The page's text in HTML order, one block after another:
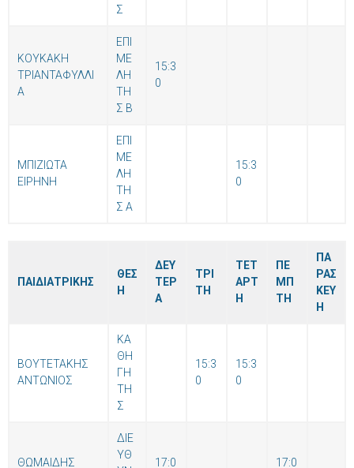
Σ
ΚΟΥΚΑΚΗ
ΤΡΙΑΝΤΑΦΥΛΛΙ
Α
ΕΠΙ
ΜΕ
ΛΗ
ΤΗ
Σ Β
15:3
0
ΜΠΙΖΙΩΤΑ
ΕΙΡΗΝΗ
ΕΠΙ
ΜΕ
ΛΗ
ΤΗ
Σ Α
15:3
0
ΠΑΙΔΙΑΤΡΙΚΗΣ
ΘΕΣ
Η
ΔΕΥ
ΤΕΡ
Α
ΤΡΙ
ΤΗ
ΤΕΤ
ΑΡΤ
Η
ΠΕ
ΜΠ
ΤΗ
ΠΑ
ΡΑΣ
ΚΕΥ
Η
ΒΟΥΤΕΤΑΚΗΣ
ΑΝΤΩΝΙΟΣ
ΚΑ
ΘΗ
ΓΗ
ΤΗ
Σ
15:3
0
15:3
0
ΘΩΜΑΙΔΗΣ
ΔΙΕ
ΥΘ
17:0 17:0